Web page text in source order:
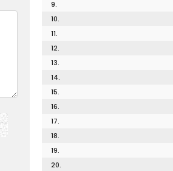
9.
10.
11.
12.
13.
14.
15.
16.
17.
18.
19.
20.